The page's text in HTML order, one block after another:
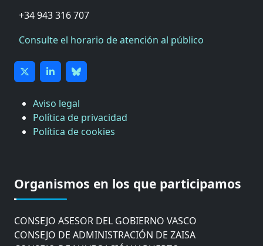
+34 943 316 707
Consulte el horario de atención al público
Aviso legal
Política de privacidad
Política de cookies
Organismos en los que participamos
AYUNTAMIENTO DE DONOSTIA
COMITÉ DE INSPECCION DE GIPUZKOA
CONSEJO ASESOR DEL GOBIERNO VASCO
CONSEJO DE ADMINISTRACIÓN DE ZAISA